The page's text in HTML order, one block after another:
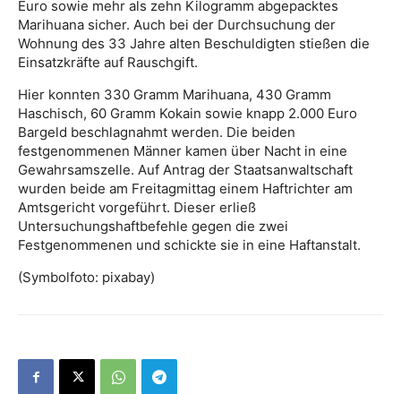
Euro sowie mehr als zehn Kilogramm abgepacktes
Marihuana sicher. Auch bei der Durchsuchung der
Wohnung des 33 Jahre alten Beschuldigten stießen die
Einsatzkräfte auf Rauschgift.
Hier konnten 330 Gramm Marihuana, 430 Gramm
Haschisch, 60 Gramm Kokain sowie knapp 2.000 Euro
Bargeld beschlagnahmt werden. Die beiden
festgenommenen Männer kamen über Nacht in eine
Gewahrsamszelle. Auf Antrag der Staatsanwaltschaft
wurden beide am Freitagmittag einem Haftrichter am
Amtsgericht vorgeführt. Dieser erließ
Untersuchungshaftbefehle gegen die zwei
Festgenommenen und schickte sie in eine Haftanstalt.
(Symbolfoto: pixabay)